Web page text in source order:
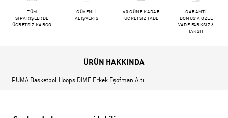
TÜM
SİPARİŞLERDE
ÜCRETSİZ KARGO
GÜVENLİ
ALIŞVERİŞ
60 GÜNE KADAR
ÜCRETSİZ İADE
GARANTİ
BONUS'A ÖZEL
VADE FARKSIZ 6
TAKSİT
ÜRÜN HAKKINDA
PUMA Basketbol Hoops DIME Erkek Eşofman Altı